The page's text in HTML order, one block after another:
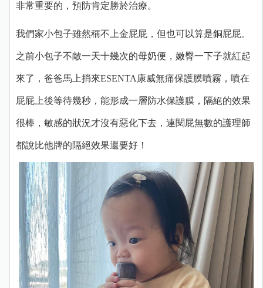
非常重要的，預防肯定勝於治療。
我們家小包子雖然稱不上金屁屁，但也可以算是銅屁屁。
之前小包子不敵一天十幾次的母奶便，嫩臀一下子就紅起
來了，爸爸馬上捎來ESENTA康威無痛保護膜噴霧，噴在
屁屁上後等待幾秒，能形成一層防水保護膜，隔絕的效果
很棒，敏感的狀況才沒有惡化下去，連閱屁無數的護理師
都說比他牌的隔絕效果還要好！